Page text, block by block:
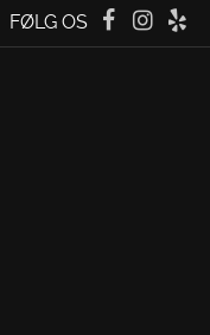
FØLG OS